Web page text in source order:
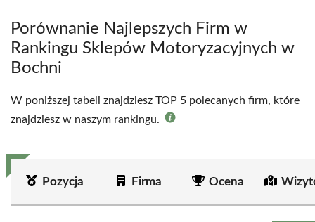
Porównanie Najlepszych Firm w
Rankingu Sklepów Motoryzacyjnych w
Bochni
W poniższej tabeli znajdziesz TOP 5 polecanych firm, które
znajdziesz w naszym rankingu.
Pozycja Firma Ocena